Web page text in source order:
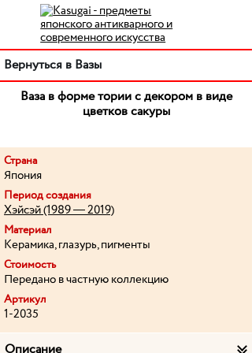
Вернуться в Вазы
Ваза в форме тории с декором в виде
цветков сакуры
Страна
Япония
Период создания
Хэйсэй (1989 — 2019)
Материал
Керамика, глазурь, пигменты
Стоимость
Передано в частную коллекцию
Артикул
1-2035
Описание